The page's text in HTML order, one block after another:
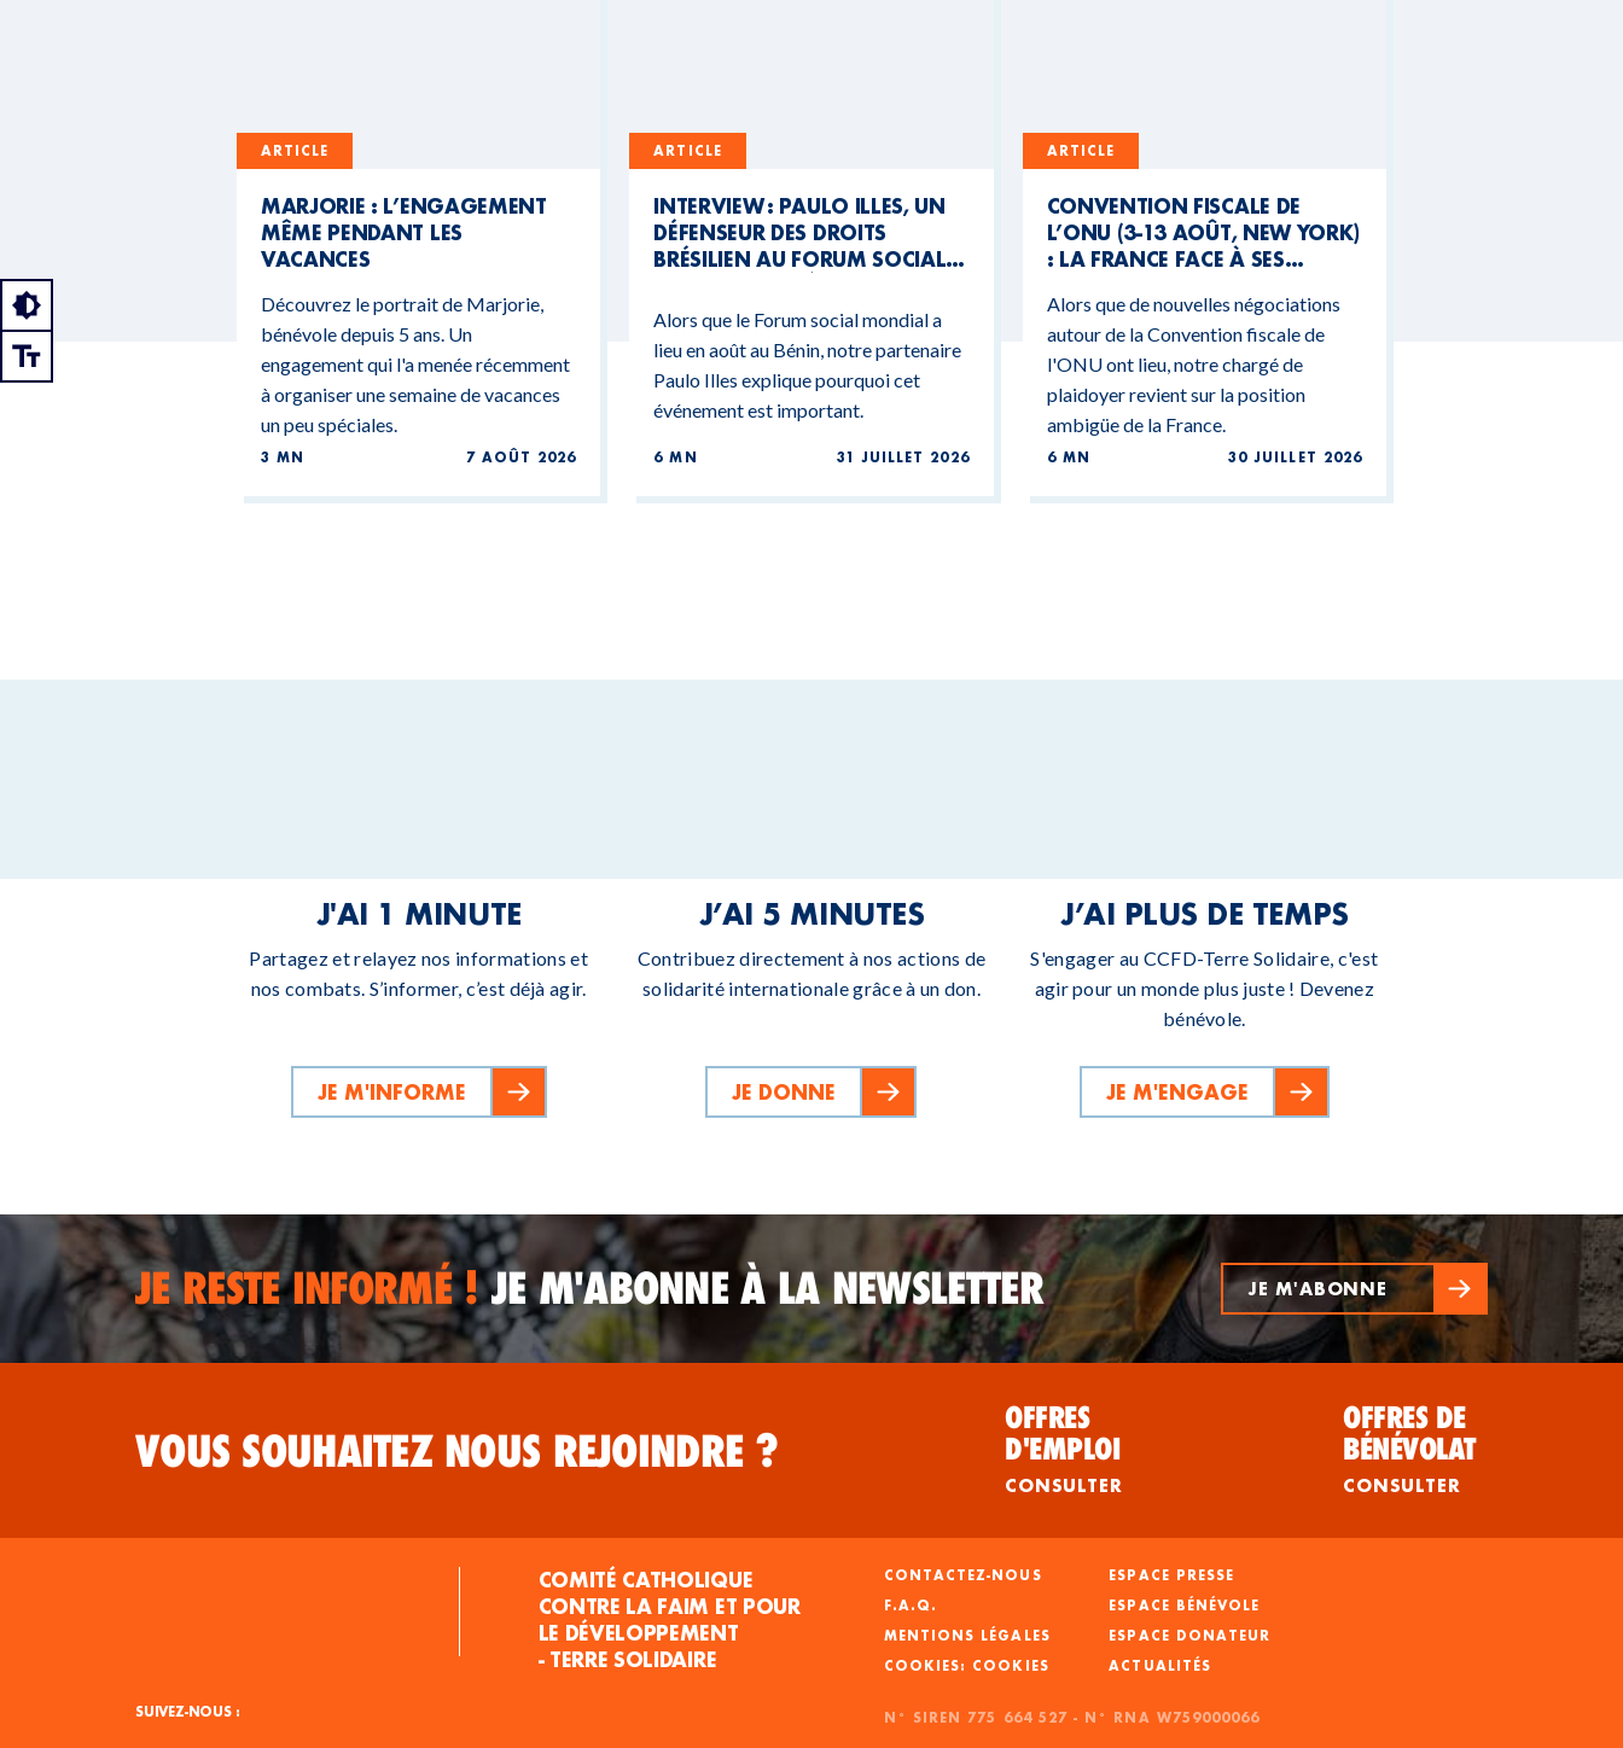
ARTICLE
MARJORIE : L’ENGAGEMENT
MÊME PENDANT LES
VACANCES
Découvrez le portrait de Marjorie,
bénévole depuis 5 ans. Un
engagement qui l'a menée récemment
à organiser une semaine de vacances
un peu spéciales.
3 MN 7 AOÛT 2026
ARTICLE
INTERVIEW : PAULO ILLES, UN
DÉFENSEUR DES DROITS
BRÉSILIEN AU FORUM SOCIAL
Alors que le Forum social mondial a
lieu en août au Bénin, notre partenaire
Paulo Illes explique pourquoi cet
événement est important.
6 MN 31 JUILLET 2026
ARTICLE
CONVENTION FISCALE DE
L’ONU (3-13 AOÛT, NEW YORK)
: LA FRANCE FACE À SES
BUDGÉTAIRES
Alors que de nouvelles négociations
autour de la Convention fiscale de
l'ONU ont lieu, notre chargé de
plaidoyer revient sur la position
ambigüe de la France.
6 MN 30 JUILLET 2026
J'AI 1 MINUTE
Partagez et relayez nos informations et
nos combats. S’informer, c’est déjà agir.
JE M'INFORME
J’AI 5 MINUTES
Contribuez directement à nos actions de
solidarité internationale grâce à un don.
JE DONNE
J’AI PLUS DE TEMPS
S'engager au CCFD-Terre Solidaire, c'est
agir pour un monde plus juste ! Devenez
bénévole.
JE M'ENGAGE
JE RESTE INFORMÉ !JE M'ABONNE À LA NEWSLETTER JE M'ABONNE
VOUS SOUHAITEZ NOUS REJOINDRE ?
OFFRES
D'EMPLOI
CONSULTER
OFFRES DE
BÉNÉVOLAT
CONSULTER
SUIVEZ-NOUS :
COMITÉ CATHOLIQUE
CONTRE LA FAIM ET POUR
LE DÉVELOPPEMENT
- TERRE SOLIDAIRE
CONTACTEZ-NOUS
F.A.Q.
MENTIONS LÉGALES
COOKIES
ESPACE PRESSE
ESPACE BÉNÉVOLE
ESPACE DONATEUR
ACTUALITÉS
N° SIREN 775 664 527 - N° RNA W759000066